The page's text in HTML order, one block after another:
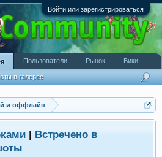
Войти или зарегистрироваться
и оффлайн
| Встречено в
в галерее
Пользователи Рынок Вики